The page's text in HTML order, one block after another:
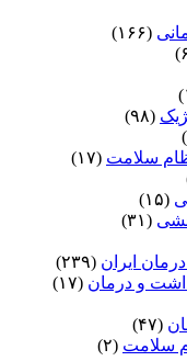
(۱۶۶)
(۹۸)
سلامت (۱۷)
(۱۵)
(۳۱)
ایران (۲۳۹)
و درمان (۱۷)
(۴۷)
سلامت (۲)